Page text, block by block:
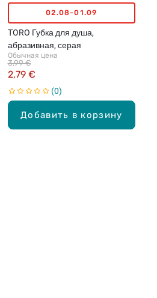
Добавить в корзину
02.08-01.09
TORO Губка для душа,
абразивная, серая
Обычная цена
2,79 €
3,99 €
0